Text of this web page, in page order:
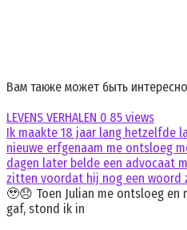
Вам также может быть интересно
LEVENS VERHALEN 0 85 views
Ik maakte 18 jaar lang hetzelfde
nieuwe erfgenaam me ontsloeg
dagen later belde een advocaat
zitten voordat hij nog een woord
🥹😞 Toen Julian me ontsloeg
gaf, stond ik in